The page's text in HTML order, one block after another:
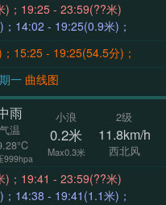
米)；19:25 - 23:59(??米)
米)；14:02 - 19:25(0.9米)；
15:25 - 19:25(54.5分)；
期一 曲线图
雨
气温
999hpa
小浪
0.2米
Max0.3米
2级
11.8km/h
西北风
米)；19:41 - 23:59(??米)
米)；14:38 - 19:41(1.1米)；